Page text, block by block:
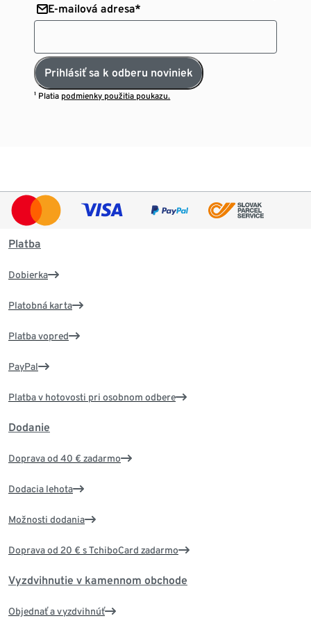
E-mailová adresa*
Prihlásiť sa k odberu noviniek
¹ Platia podmienky použitia poukazu.
Platba
Dobierka
Platobná karta
Platba vopred
PayPal
Platba v hotovosti pri osobnom odbere
Dodanie
Doprava od 40 € zadarmo
Dodacia lehota
Možnosti dodania
Doprava od 20 € s TchiboCard zadarmo
Vyzdvihnutie v kamennom obchode
Objednať a vyzdvihnúť